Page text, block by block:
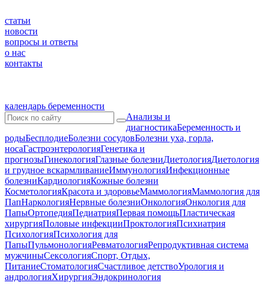
статьи
новости
вопросы и ответы
о нас
контакты
календарь беременности
Анализы и
диагностикаБеременность и
родыБесплодиеБолезни сосудовБолезни уха, горла,
носаГастроэнтерологияГенетика и
прогнозыГинекологияГлазные болезниДиетологияДиетология
и грудное вскармливаниеИммунологияИнфекционные
болезниКардиологияКожные болезни
КосметологияКрасота и здоровьеМаммологияМаммология для
ПапНаркологияНервные болезниОнкологияОнкология для
ПапыОртопедияПедиатрияПервая помощьПластическая
хирургияПоловые инфекцииПроктологияПсихиатрия
ПсихологияПсихология для
ПапыПульмонологияРевматологияРепродуктивная система
мужчиныСексологияСпорт, Отдых,
ПитаниеСтоматологияСчастливое детствоУрология и
андрологияХирургияЭндокринология